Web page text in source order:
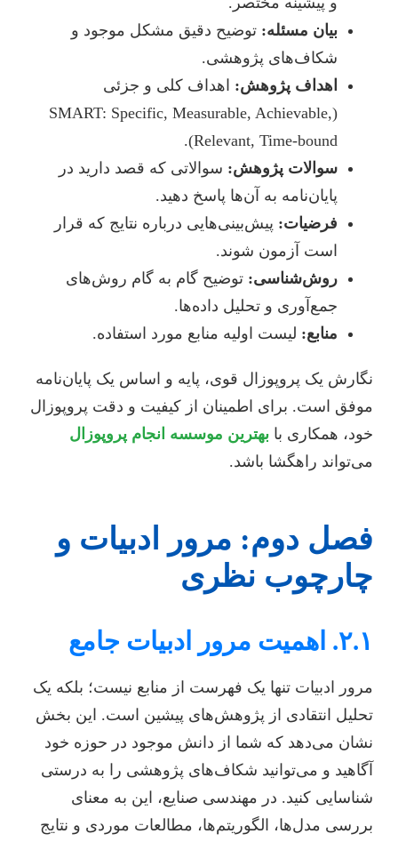
بیان مسئله: توضیح دقیق مشکل موجود و
شکاف‌های پژوهشی.
اهداف پژوهش: اهداف کلی و جزئی
(SMART: Specific, Measurable, Achievable,
Relevant, Time-bound).
سوالات پژوهش: سوالاتی که قصد دارید در
پایان‌نامه به آن‌ها پاسخ دهید.
فرضیات: پیش‌بینی‌هایی درباره نتایج که قرار
است آزمون شوند.
روش‌شناسی: توضیح گام به گام روش‌های
جمع‌آوری و تحلیل داده‌ها.
منابع: لیست اولیه منابع مورد استفاده.
نگارش یک پروپوزال قوی، پایه و اساس یک پایان‌نامه
موفق است. برای اطمینان از کیفیت و دقت پروپوزال
خود، همکاری با بهترین موسسه انجام پروپوزال
می‌تواند راهگشا باشد.
فصل دوم: مرور ادبیات و
چارچوب نظری
۲.۱. اهمیت مرور ادبیات جامع
مرور ادبیات تنها یک فهرست از منابع نیست؛ بلکه یک
تحلیل انتقادی از پژوهش‌های پیشین است. این بخش
نشان می‌دهد که شما از دانش موجود در حوزه خود
آگاهید و می‌توانید شکاف‌های پژوهشی را به درستی
شناسایی کنید. در مهندسی صنایع، این به معنای
بررسی مدل‌ها، الگوریتم‌ها، مطالعات موردی و نتایج